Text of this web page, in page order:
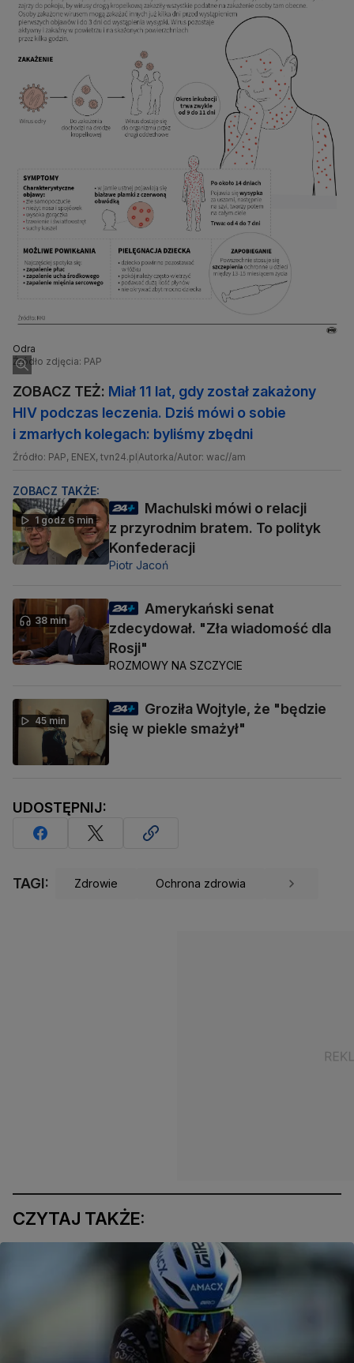
Odra
Źródło zdjęcia: PAP
ZOBACZ TEŻ: Miał 11 lat, gdy został zakażony
HIV podczas leczenia. Dziś mówi o sobie
i zmarłych kolegach: byliśmy zbędni
Źródło: PAP, ENEX, tvn24.pl Autorka/Autor: wac//am
ZOBACZ TAKŻE:
1 godz 6 min
Machulski mówi o relacji
z przyrodnim bratem. To polityk
Konfederacji
Piotr Jacoń
38 min
Amerykański senat
zdecydował. "Zła wiadomość dla
Rosji"
ROZMOWY NA SZCZYCIE
45 min
Groziła Wojtyle, że "będzie
się w piekle smażył"
UDOSTĘPNIJ:
TAGI: Zdrowie Ochrona zdrowia
CZYTAJ TAKŻE: